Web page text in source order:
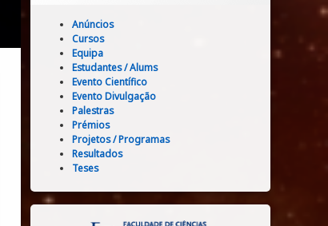
Anúncios
Cursos
Equipa
Estudantes / Alums
Evento Científico
Evento Divulgação
Palestras
Prémios
Projetos / Programas
Resultados
Teses